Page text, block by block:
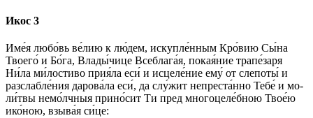
Икос 3
Име́я лю­бо́вь ве́­лию к лю́­дем, искупле́нным Кро́­вию Сы́­на
Тво­его́ и Бо́­га, Вла­ды́­чи­це Всеблага́я, по­кая́­ние трапе́заря
Ни́ла ми́­ло­сти­во прия́ла еси́ и ис­це­ле́­ние ему́ от слепоты́ и
разслабле́ния да­ро­ва́­ла еси́, да слу́жит непреста́нно Те­бе́ и мо­
ли́т­вы немо́лчныя прино́сит Ти пред многоцеле́бною Твое́ю
ико́­ною, взы­ва́я си́­це: